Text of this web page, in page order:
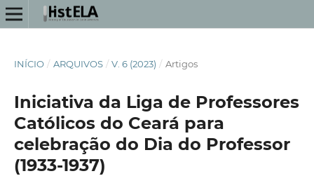
INÍCIO / ARQUIVOS / V. 6 (2023) / Artigos
Iniciativa da Liga de Professores
Católicos do Ceará para
celebração do Dia do Professor
(1933-1937)